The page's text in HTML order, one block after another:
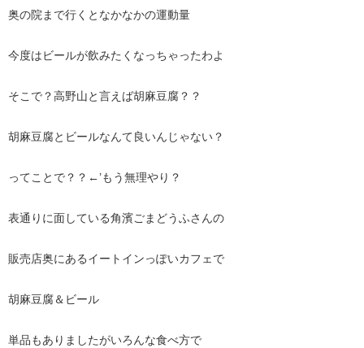
奥の院まで行くとなかなかの運動量
今度はビールが飲みたくなっちゃったわよ
そこで？高野山と言えば胡麻豆腐？？
胡麻豆腐とビールなんて良いんじゃない？
ってことで？？←’もう無理やり？
表通りに面している角濱ごまどうふさんの
販売店奥にあるイートインっぽいカフェで
胡麻豆腐＆ビール
単品もありましたがいろんな食べ方で